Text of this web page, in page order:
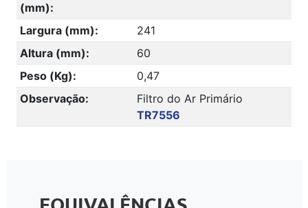
(mm):
Largura (mm):
241
Altura (mm):
60
Peso (Kg):
0,47
Observação:
Filtro do Ar Primário
TR7556